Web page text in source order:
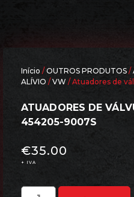
Início /OUTROS PRODUTOS /
ALÍVIO /VW / Atuadores de
ATUADORES DE
454205-9007S
€35.00
+ IVA